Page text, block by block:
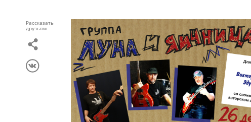
Рассказать
друзьям